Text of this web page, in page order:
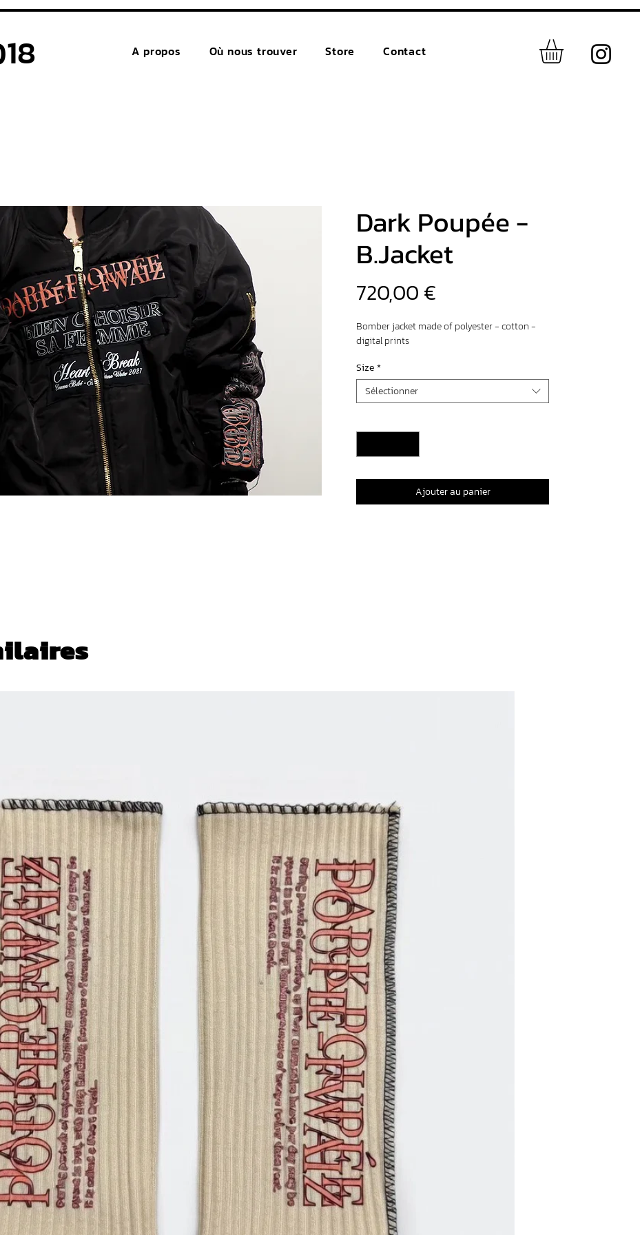
A propos Où nous trouver Store Contact
Dark Poupée -
B.Jacket
720,00 €
Bomber jacket made of polyester - cotton -
digital prints
Size*
Sélectionner
Ajouter au panier